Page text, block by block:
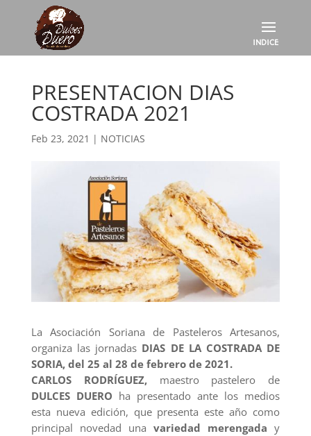
PRESENTACION DIAS
COSTRADA 2021
Feb 23, 2021 | NOTICIAS
La Asociación Soriana de Pasteleros Artesanos,
organiza las jornadas DIAS DE LA COSTRADA DE
SORIA, del 25 al 28 de febrero de 2021.
CARLOS RODRÍGUEZ,maestro pastelero de
DULCES DUERO ha presentado ante los medios
esta nueva edición, que presenta este año como
principal novedad unavariedad merengada y